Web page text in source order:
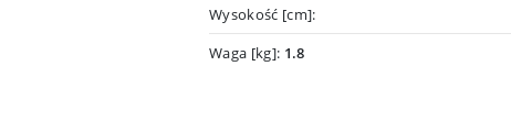
Wysokość [cm]:
Waga [kg]: 1.8